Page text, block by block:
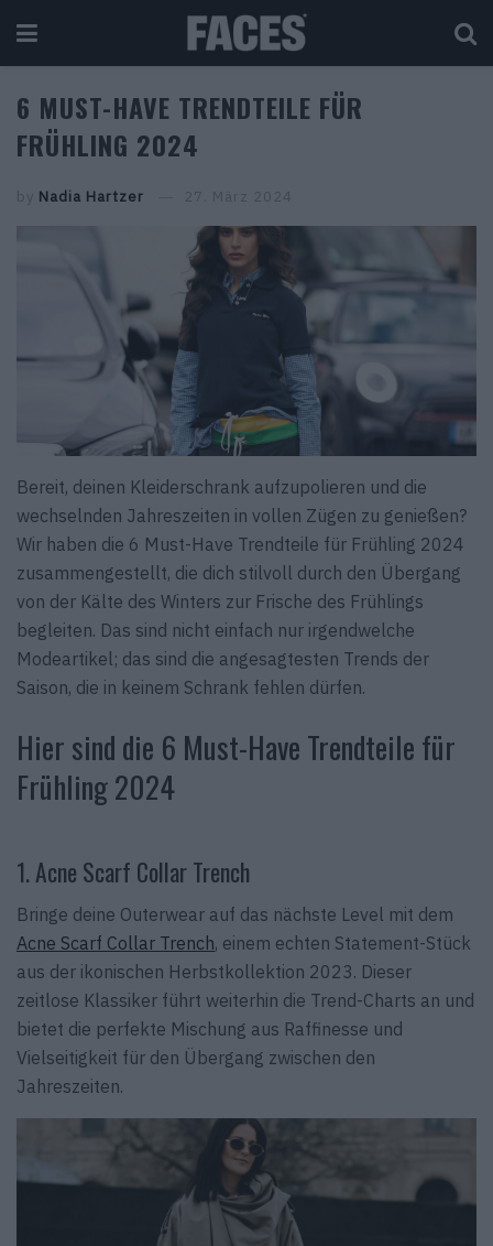
6 MUST-HAVE TRENDTEILE FÜR
FRÜHLING 2024
by Nadia Hartzer 27. März 2024
Bereit, deinen Kleiderschrank aufzupolieren und die
wechselnden Jahreszeiten in vollen Zügen zu genießen?
Wir haben die 6 Must-Have Trendteile für Frühling 2024
zusammengestellt, die dich stilvoll durch den Übergang
von der Kälte des Winters zur Frische des Frühlings
begleiten. Das sind nicht einfach nur irgendwelche
Modeartikel; das sind die angesagtesten Trends der
Saison, die in keinem Schrank fehlen dürfen.
Hier sind die 6 Must-Have Trendteile für
Frühling 2024
1. Acne Scarf Collar Trench
Bringe deine Outerwear auf das nächste Level mit dem
Acne Scarf Collar Trench, einem echten Statement-Stück
aus der ikonischen Herbstkollektion 2023. Dieser
zeitlose Klassiker führt weiterhin die Trend-Charts an und
bietet die perfekte Mischung aus Raffinesse und
Vielseitigkeit für den Übergang zwischen den
Jahreszeiten.